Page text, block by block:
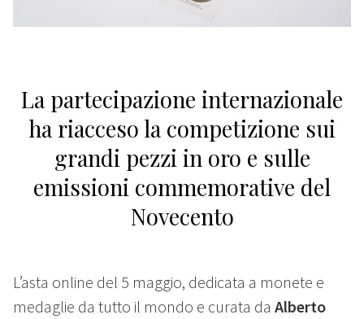
La partecipazione internazionale
ha riacceso la competizione sui
grandi pezzi in oro e sulle
emissioni commemorative del
Novecento
L’asta online del 5 maggio, dedicata a monete e
medaglie da tutto il mondo e curata da Alberto